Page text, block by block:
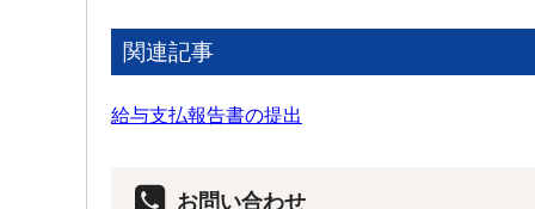
関連記事
給与支払報告書の提出
お問い合わせ